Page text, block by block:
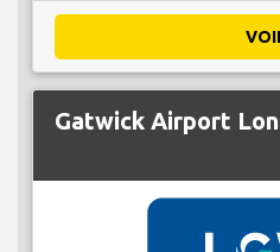
Gatwick Airport